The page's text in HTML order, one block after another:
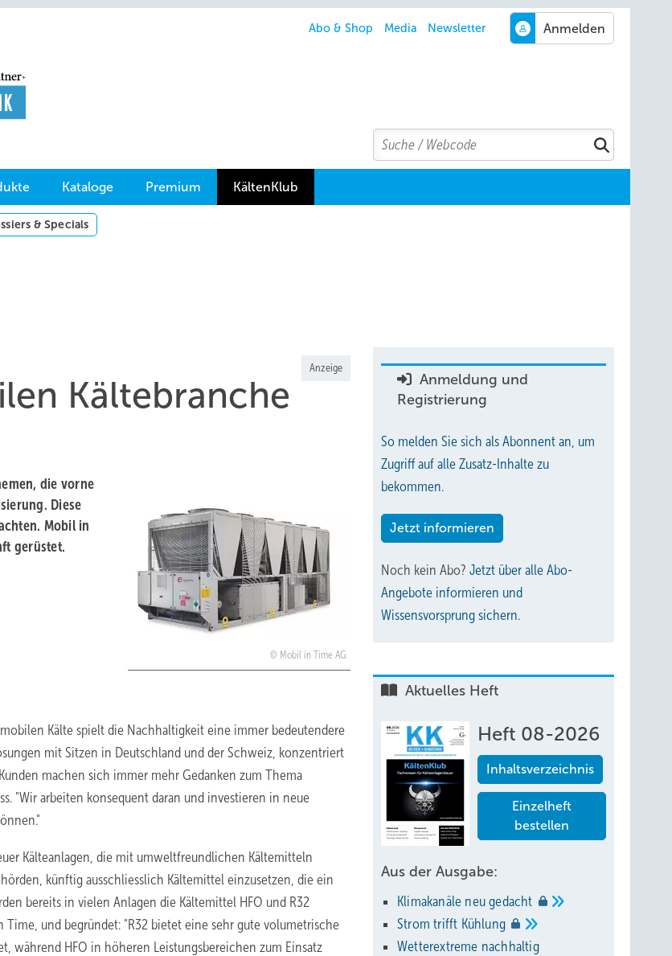
Abo & Shop Media Newsletter
Search
Suchen
Kataloge Premium KältenKlub
& Specials
Anzeige
Kältebranche
Mobil in Time AG
die vorne
Diese
Mobil in
gerüstet.
Kälte spielt die Nachhaltigkeit eine immer bedeutendere
mit Sitzen in Deutschland und der Schweiz, konzentriert
machen sich immer mehr Gedanken zum Thema
"Wir arbeiten konsequent daran und investieren in neue
Kälteanlagen, die mit umweltfreundlichen Kältemitteln
künftig ausschliesslich Kältemittel einzusetzen, die ein
bereits in vielen Anlagen die Kältemittel HFO und R32
und begründet: "R32 bietet eine sehr gute volumetrische
während HFO in höheren Leistungsbereichen zum Einsatz
Anmeldung und
Registrierung
So melden Sie sich als Abonnent an, um
Zugriff auf alle Zusatz-Inhalte zu
bekommen.
Jetzt informieren
Noch kein Abo? Jetzt über alle Abo-
Angebote informieren und
Wissensvorsprung sichern.
Aktuelles Heft
Heft 08-2026
Inhaltsverzeichnis
Einzelheft
bestellen
Aus der Ausgabe:
Klimakanäle neugedacht
Strom trifft Kühlung
Wetterextreme nachhaltig